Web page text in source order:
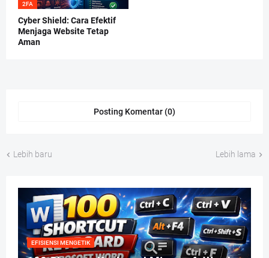
2FA
Cyber Shield: Cara Efektif
Menjaga Website Tetap
Aman
Posting Komentar (0)
Lebih baru Lebih lama
EFISIENSI MENGETIK